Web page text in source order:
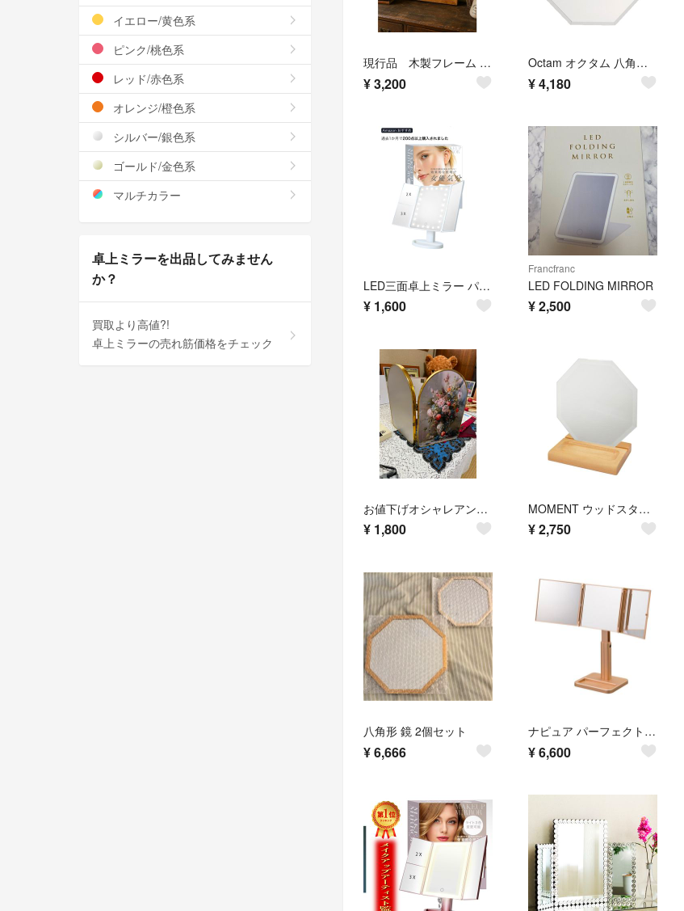
現行品 木製フレーム 卓上ミラー ナチュラル アンティーク調 インテリアミラー
¥3,200
Octam オクタム 八角形ウォールミラーL
¥4,180
LED三面卓上ミラー パールホワイト
¥ 1,600
Francfranc
LED FOLDING MIRROR
¥2,500
お値下げオシャレアンティークミラー☆
¥ 1,800
MOMENT ウッドスタンドミラー
¥2,750
八角形 鏡 2個セット
¥6,666
ナピュア パーフェクトスタイル3WAYミラー
¥6,600
イエロー/黄色系
ピンク/桃色系
レッド/赤色系
オレンジ/橙色系
シルバー/銀色系
ゴールド/金色系
マルチカラー
卓上ミラーを出品してみません
か？
買取より高値?!
卓上ミラーの売れ筋価格をチェック